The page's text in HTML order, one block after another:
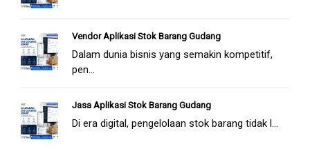
Vendor Aplikasi Stok Barang Gudang
Dalam dunia bisnis yang semakin kompetitif,
pen...
Jasa Aplikasi Stok Barang Gudang
Di era digital, pengelolaan stok barang tidak l...